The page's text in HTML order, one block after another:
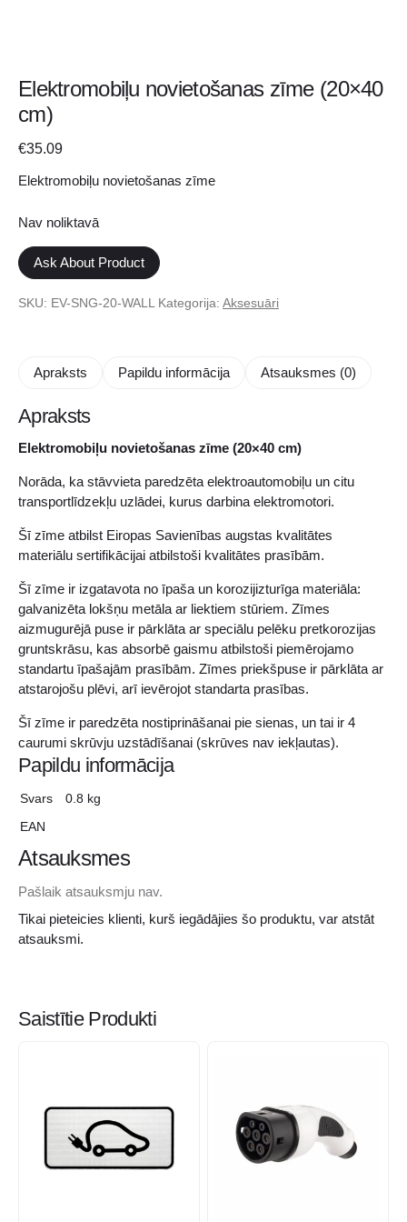
Elektromobiļu novietošanas zīme (20×40
cm)
€35.09
Elektromobiļu novietošanas zīme
Nav noliktavā
Ask About Product
SKU: EV-SNG-20-WALL Kategorija: Aksesuāri
Apraksts Papildu informācija Atsauksmes (0)
Apraksts
Elektromobiļu novietošanas zīme (20×40 cm)
Norāda, ka stāvvieta paredzēta elektroautomobiļu un citu
transportlīdzekļu uzlādei, kurus darbina elektromotori.
Šī zīme atbilst Eiropas Savienības augstas kvalitātes
materiālu sertifikācijai atbilstoši kvalitātes prasībām.
Šī zīme ir izgatavota no īpaša un korozijizturīga materiāla:
galvanizēta lokšņu metāla ar liektiem stūriem. Zīmes
aizmugurējā puse ir pārklāta ar speciālu pelēku pretkorozijas
gruntskrāsu, kas absorbē gaismu atbilstoši piemērojamo
standartu īpašajām prasībām. Zīmes priekšpuse ir pārklāta ar
atstarojošu plēvi, arī ievērojot standarta prasības.
Šī zīme ir paredzēta nostiprināšanai pie sienas, un tai ir 4
caurumi skrūvju uzstādīšanai (skrūves nav iekļautas).
Papildu informācija
Svars
0.8 kg
EAN
Atsauksmes
Pašlaik atsauksmju nav.
Tikai pieteicies klienti, kurš iegādājies šo produktu, var atstāt
atsauksmi.
Saistītie Produkti